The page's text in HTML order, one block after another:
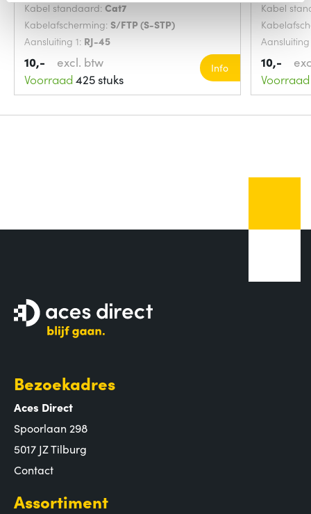
Kabel standaard: Cat7
Kabelafscherming: S/FTP (S-STP)
Aansluiting 1: RJ-45
10,-
excl. btw
Voorraad 425 stuks
Info
Kabel
10,-
Voorraad
Bezoekadres
Aces Direct
Spoorlaan 298
5017 JZ Tilburg
Contact
Assortiment